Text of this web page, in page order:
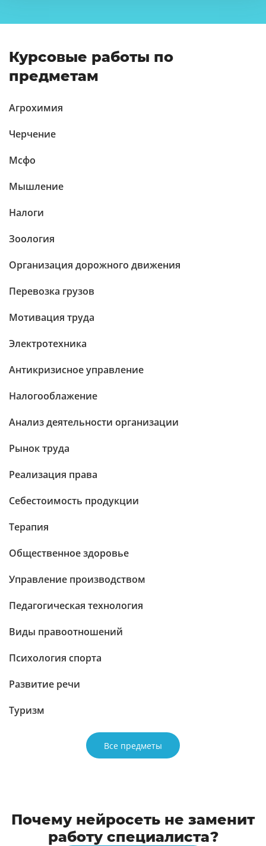
Курсовые работы по
предметам
Агрохимия
Черчение
Мсфо
Мышление
Налоги
Зоология
Организация дорожного движения
Перевозка грузов
Мотивация труда
Электротехника
Антикризисное управление
Налогооблажение
Анализ деятельности организации
Рынок труда
Реализация права
Себестоимость продукции
Терапия
Общественное здоровье
Управление производством
Педагогическая технология
Виды правоотношений
Психология спорта
Развитие речи
Туризм
Все предметы
Почему нейросеть не заменит
работу специалиста?